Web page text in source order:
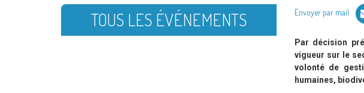
Envoyer par mail
Par décision
vigueur sur le
volonté de
humaines,
TOUS LES ÉVÉNEMENTS